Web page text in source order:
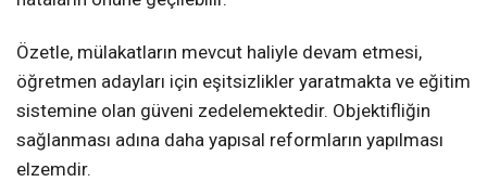
Özetle, mülakatların mevcut haliyle devam etmesi,
öğretmen adayları için eşitsizlikler yaratmakta ve eğitim
sistemine olan güveni zedelemektedir. Objektifliğin
sağlanması adına daha yapısal reformların yapılması
elzemdir.